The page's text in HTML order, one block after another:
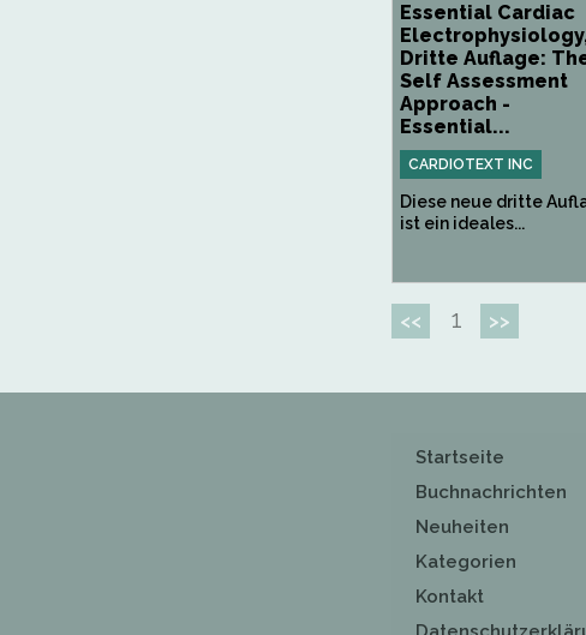
Essential Cardiac
Dritte Auflage:
Self Assessment
Approach -
Essential...
CARDIOTEXT INC
Diese neue dritte
ist ein ideales...
<< 1 >>
Startseite
Buchnachrichten
Neuheiten
Kategorien
Kontakt